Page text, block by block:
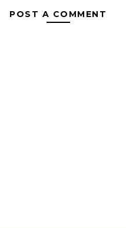
POST A COMMENT